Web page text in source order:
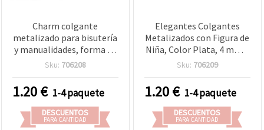
Charm colgante
metalizado para bisutería
y manualidades, forma de
niño, plateado, 28 mm, 50
Sku: 706208
1.20€ 1-4 paquete
DESCUENTOS
PARA CANTIDAD
Elegantes Colgantes
Metalizados con Figura de
Niña, Color Plata, 4 mm –
Pack de 50 g, Ideales para
Manualidades y Diseños
Creativos
Sku: 706209
1.20€ 1-4 paquete
DESCUENTOS
PARA CANTIDAD